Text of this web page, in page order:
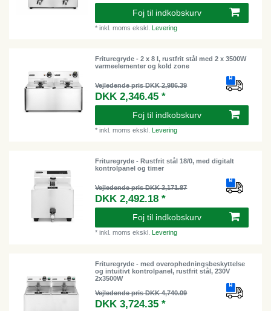
Foj til indkobskurv
*inkl. moms ekskl.Levering
Frituregryde - 2 x 8 l, rustfrit stål med 2 x 3500W
varmeelementer og kold zone
Vejledende pris DKK 2,986.39
DKK 2,346.45 *
Foj til indkobskurv
*inkl. moms ekskl.Levering
Frituregryde - Rustfrit stål 18/0, med digitalt
kontrolpanel og timer
Vejledende pris DKK 3,171.87
DKK 2,492.18 *
Foj til indkobskurv
*inkl. moms ekskl. Levering
Frituregryde - med overophedningsbeskyttelse
og intuitivt kontrolpanel, rustfrit stål, 230V
2x3500W
Vejledende pris DKK 4,740.09
DKK 3,724.35 *